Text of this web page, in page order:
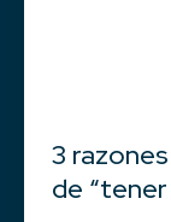
3
de